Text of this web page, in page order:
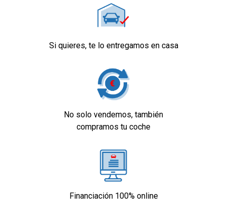
Si quieres, te lo entregamos en casa
No solo vendemos, también
compramos tu coche
Financiación 100% online